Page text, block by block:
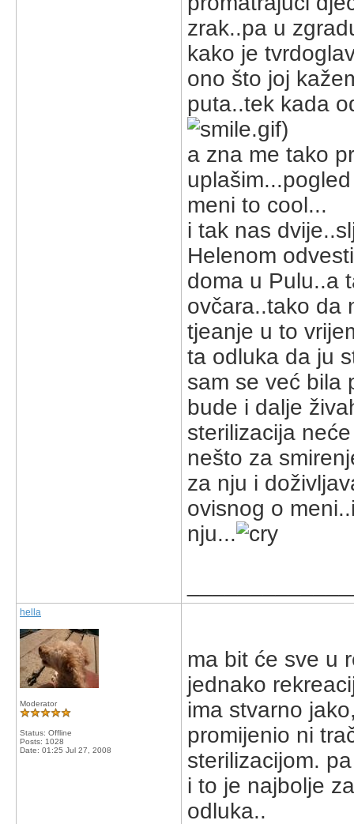
zrak..pa u
kako je
ono što joj
puta..tek kada
)
a zna me tako
meni to cool...
i tak nas
Helenom
doma u Pulu..a
ovčara..tako da
tjeanje u to
ta odluka da ju
sam se već bila
bude i dalje
sterilizacija
nešto za
za nju i
ovisnog o
nju...
hella
Moderator
Status: Offline
Posts: 1028
Date: 01:25 Jul 27, 2008
ma bit će sve u
jednako
ima stvarno
promijenio ni
sterilizacijom.
i to je najbolje
odluka..